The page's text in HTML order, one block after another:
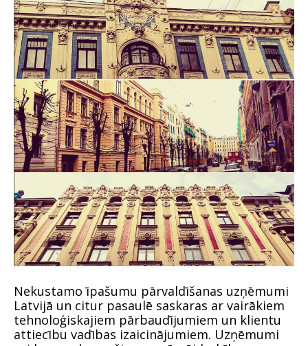
Nekustamo īpašumu pārvaldīšanas uzņēmumi
Latvijā un citur pasaulē saskaras ar vairākiem
tehnoloģiskajiem pārbaudījumiem un klientu
attiecību vadības izaicinājumiem. Uzņēmumi